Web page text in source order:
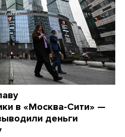
в «Москва-Сити» —
деньги